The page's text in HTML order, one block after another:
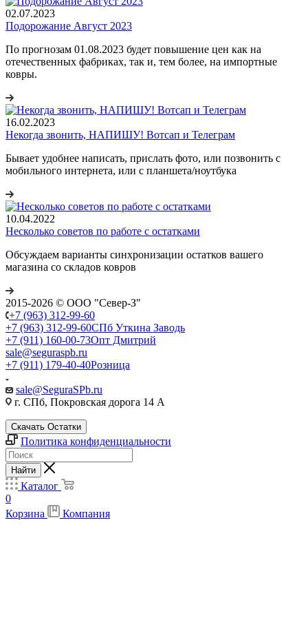
02.07.2023
Подорожание Август 2023
По прогнозам 01.08.2023 будет повышение цен как на
отечественных фабриках, так и, тем более, на импортные
ковры.
16.02.2023
Некогда звонить, НАПИШУ! Вотсап и Телеграм
Бывает удобнее написать, прислать фото, или позвонить с
мобильного интернета, или с планшета/ноутбука
10.04.2022
Несколько советов по работе с остатками
Обсуждаем варианты синхронизации остатков вашего
магазина со складов ковров
2015-2026 © ООО "Север-З"
+7 (963) 312-99-60
+7 (963) 312-99-60СПб Уткина Заводь
+7 (911) 160-00-73Опт Дмитрий
sale@seguraspb.ru
+7 (911) 179-40-40Розница
sale@SeguraSPb.ru
г. СПб, Покровская дорога 14 А
Скачать Остатки
Политика конфиденциальности
Найти
Каталог
0
Корзина
Компания